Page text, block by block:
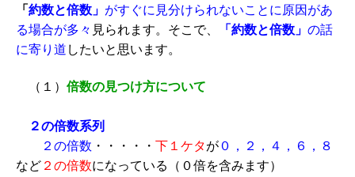
「 約数と倍数」 がすぐに見分けられないことに原因があ
る場合が多々 見られます。そこで、 「約数と倍数」 の話
に寄り道 したいと思います。
（１） 倍数の見つけ方について
２の倍数系列
２の倍数 ・・・・・ 下１ケタが０，２，４，６，８
など ２の倍数になっている（０倍を含みます）